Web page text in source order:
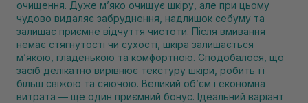
очищення. Дуже м’яко очищує шкіру, але при цьому
чудово видаляє забруднення, надлишок себуму та
залишає приємне відчуття чистоти. Після вмивання
немає стягнутості чи сухості, шкіра залишається
м’якою, гладенькою та комфортною. Сподобалося, що
засіб делікатно вирівнює текстуру шкіри, робить її
більш свіжою та сяючою. Великий об’єм і економна
витрата — ще один приємний бонус. Ідеальний варіант